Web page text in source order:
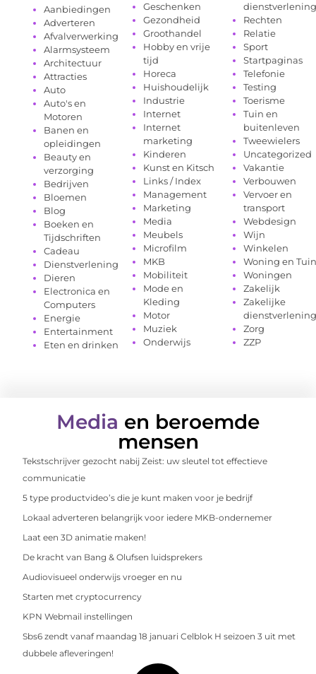
Aanbiedingen
Adverteren
Afvalverwerking
Alarmsysteem
Architectuur
Attracties
Auto
Auto's en
Motoren
Banen en
opleidingen
Beauty en
verzorging
Bedrijven
Bloemen
Blog
Boeken en
Tijdschriften
Cadeau
Dienstverlening
Dieren
Electronica en
Computers
Energie
Entertainment
Eten en drinken
Geschenken
Gezondheid
Groothandel
Hobby en vrije
tijd
Horeca
Huishoudelijk
Industrie
Internet
Internet
marketing
Kinderen
Kunst en Kitsch
Links / Index
Management
Marketing
Media
Meubels
Microfilm
MKB
Mobiliteit
Mode en
Kleding
Motor
Muziek
Onderwijs
dienstverlening
Rechten
Relatie
Sport
Startpaginas
Telefonie
Testing
Toerisme
Tuin en
buitenleven
Tweewielers
Uncategorized
Vakantie
Verbouwen
Vervoer en
transport
Webdesign
Wijn
Winkelen
Woning en Tuin
Woningen
Zakelijk
Zakelijke
dienstverlening
Zorg
ZZP
Media en beroemde
mensen
Tekstschrijver gezocht nabij Zeist: uw sleutel tot effectieve
communicatie
5 type productvideo’s die je kunt maken voor je bedrijf
Lokaal adverteren belangrijk voor iedere MKB-ondernemer
Laat een 3D animatie maken!
De kracht van Bang & Olufsen luidsprekers
Audiovisueel onderwijs vroeger en nu
Starten met cryptocurrency
KPN Webmail instellingen
Sbs6 zendt vanaf maandag 18 januari Celblok H seizoen 3 uit met
dubbele afleveringen!